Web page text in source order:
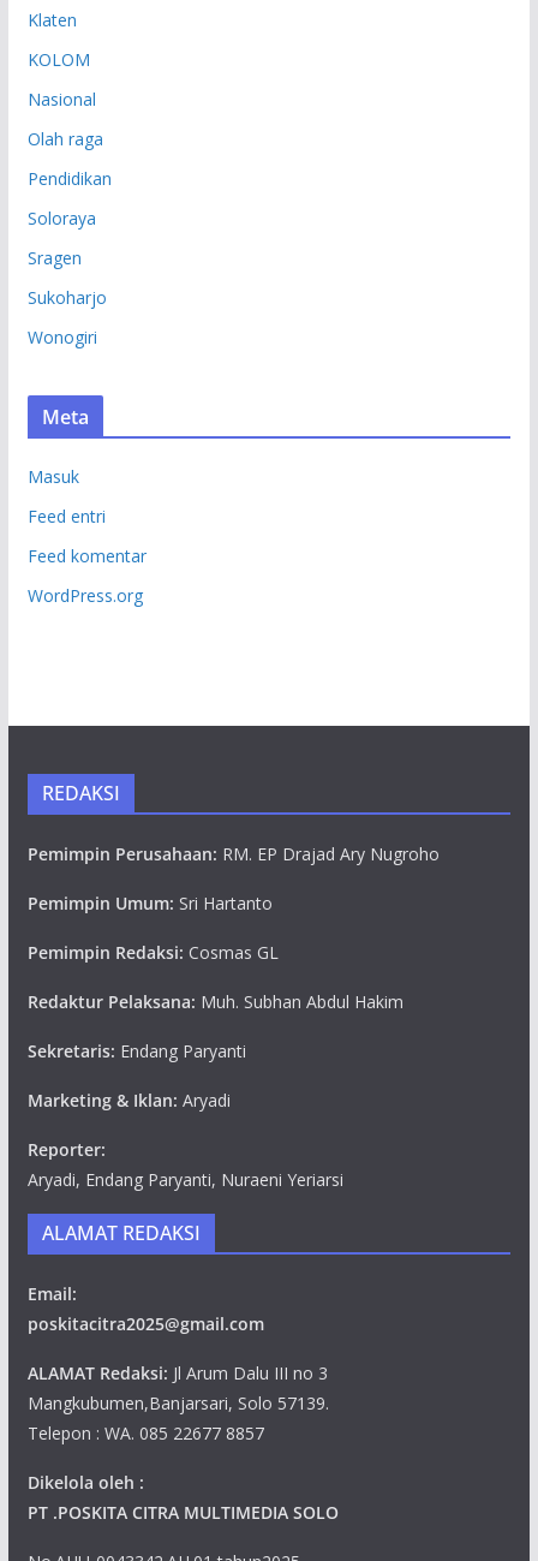
Klaten
KOLOM
Nasional
Olah raga
Pendidikan
Soloraya
Sragen
Sukoharjo
Wonogiri
Meta
Masuk
Feed entri
Feed komentar
WordPress.org
REDAKSI
Pemimpin Perusahaan: RM. EP Drajad Ary Nugroho
Pemimpin Umum: Sri Hartanto
Pemimpin Redaksi: Cosmas GL
Redaktur Pelaksana: Muh. Subhan Abdul Hakim
Sekretaris: Endang Paryanti
Marketing & Iklan: Aryadi
Reporter:
Aryadi, Endang Paryanti, Nuraeni Yeriarsi
ALAMAT REDAKSI
Email:
poskitacitra2025@gmail.com
ALAMAT Redaksi: Jl Arum Dalu III no 3
Mangkubumen,Banjarsari, Solo 57139.
Telepon : WA. 085 22677 8857
Dikelola oleh :
PT .POSKITA CITRA MULTIMEDIA SOLO